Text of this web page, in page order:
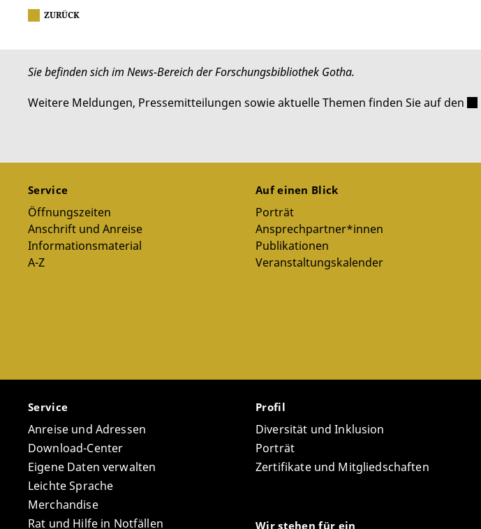
ZURÜCK
Sie befinden sich im News-Bereich der Forschungsbibliothek Gotha.
Weitere Meldungen, Pressemitteilungen sowie aktuelle Themen finden Sie auf den
Service
Öffnungszeiten
Anschrift und Anreise
Informationsmaterial
A-Z
Auf einen Blick
Porträt
Ansprechpartner*innen
Publikationen
Veranstaltungskalender
Service
Anreise und Adressen
Download-Center
Eigene Daten verwalten
Leichte Sprache
Merchandise
Rat und Hilfe in Notfällen
Profil
Diversität und Inklusion
Porträt
Zertifikate und Mitgliedschaften
Wir stehen für ein